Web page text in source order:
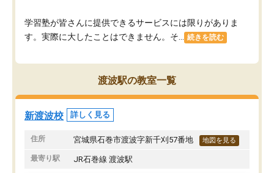
学習塾が皆さんに提供できるサービスには限りがありま
す。実際に大したことはできません。そ...
続きを読む
渡波駅の教室一覧
新渡波校 詳しく見る
住所 宮城県石巻市渡波字新千刈57番地 地図を見る
最寄り駅 JR石巻線 渡波駅